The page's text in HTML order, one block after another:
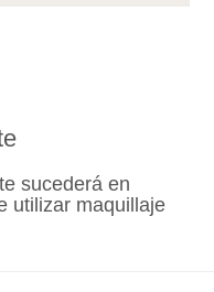
sucederá en
utilizar maquillaje